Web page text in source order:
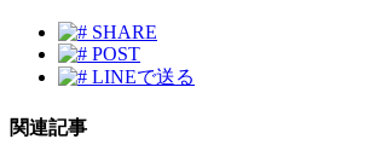
SHARE
POST
LINEで送る
関連記事